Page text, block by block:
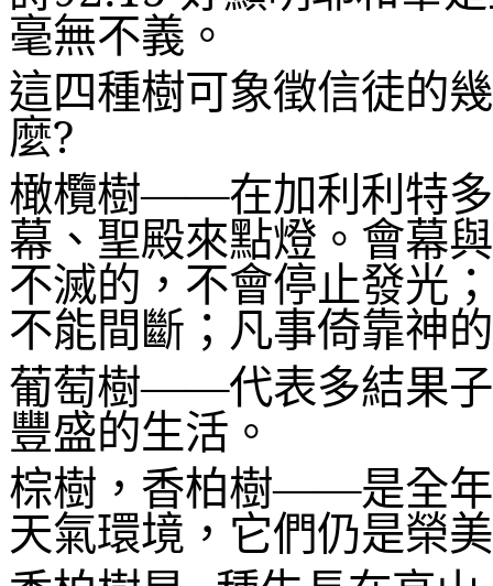
毫無不義 。
這四種樹可象徵信徒的
麼?
橄欖樹——在加利利特
幕、聖殿來點燈。會幕
不滅的，不會停止發光
不能間斷；凡事倚靠神
葡萄樹——代表多結果
豐盛的生活。
棕樹，香柏樹——是全
天氣環境，它們仍是榮